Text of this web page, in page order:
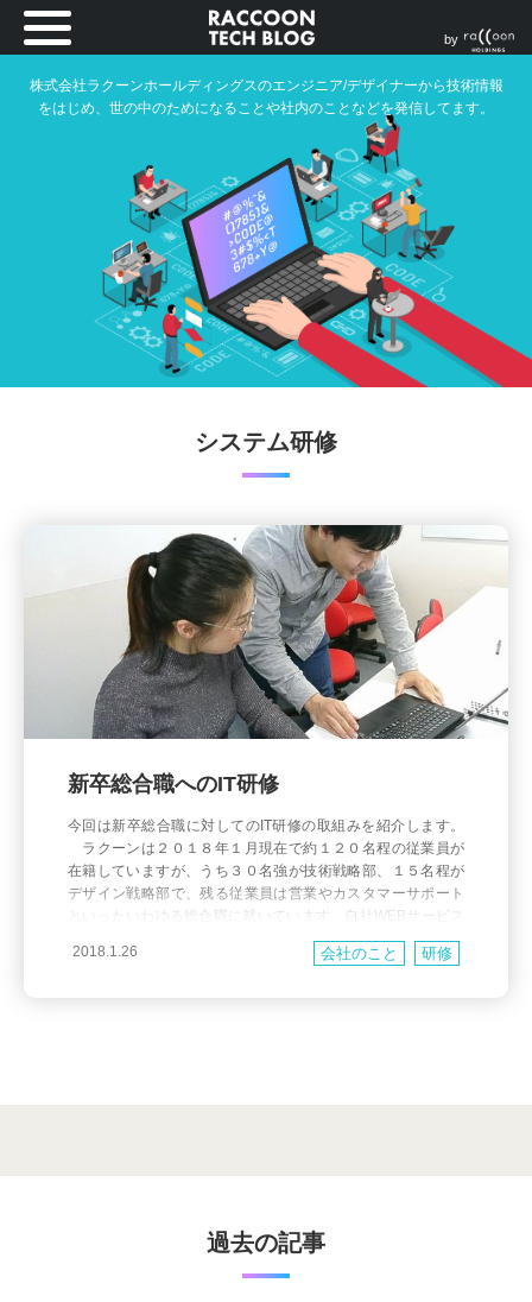
株式会社ラクーンホールディングスのエンジニア/デザイナーから技術情報
をはじめ、世の中のためになることや社内のことなどを発信してます。
by
システム研修
新卒総合職へのIT研修
今回は新卒総合職に対してのIT研修の取組みを紹介します。
ラクーンは２０１８年１月現在で約１２０名程の従業員が
在籍していますが、うち３０名強が技術戦略部、１５名程が
デザイン戦略部で、残る従業員は営業やカスタマーサポート
といったいわゆる総合職に就いています。自社WEBサービス
を事業の基盤としている企業ですから、当然そういった総合
職のメンバーもシステムに何かしかの形で携わることになり
2018.1.26 会社のこと 研修
過去の記事